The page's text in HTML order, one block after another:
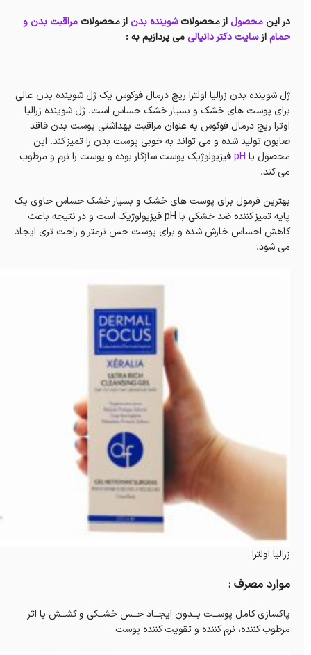
در این محصول از محصولاتشوینده بدن از محصولات مراقبت بدن و
حمامازسایت دکتر دانیالیمی پردازیم به :
ژل شوینده بدن زرالیا اولترا ریچ درمال فوکوس یک ژل شوینده بدن عالی
برای پوست های خشک و بسیار خشک حساس است. ژل شوینده زرالیا
اوترا ریچ درمال فوکوس به عنوان مراقبت بهداشتی پوست بدن فاقد
صابون تولید شده و می تواند به خوبی پوست بدن را تمیز کند. این
محصول با pHفیزیولوژیک پوست سازگار بوده و پوست را نرم و مرطوب
می کند.
بهترین فرمول برای پوست های خشک و بسیار خشک حساس حاوی یک
پایه تمیز کننده ضد خشکی با pH فیزیولوژیک است و در نتیجه باعث
کاهش احساس خارش شده و برای پوست حس نرمتر و راحت تری ایجاد
می شود.
زرالیا اولترا
موارد مصرف :
پاکسازی کامل پوســت بــدون ایجــاد حــس خشــکی و کشــش با اثر
مرطوب کننده، نرم کننده و تقویت کننده پوست